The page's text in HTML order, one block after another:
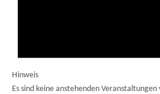
Hinweis
Es sind keine anstehenden Veranstaltungen